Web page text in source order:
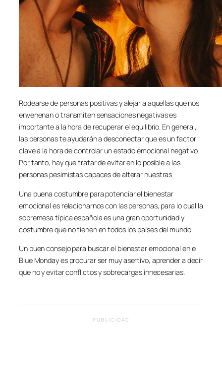
Rodearse de personas positivas y alejar a aquellas que nos
envenenan o transmiten sensaciones negativas es
importante a la hora de recuperar el equilibrio. En general,
las personas te ayudarán a desconectar que es un factor
clave a la hora de controlar un estado emocional negativo.
Por tanto, hay que tratar de evitar en lo posible a las
personas pesimistas capaces de alterar nuestras
Una buena costumbre para potenciar el bienestar
emocional es relacionarnos con las personas, para lo cual la
sobremesa típica española es una gran oportunidad y
costumbre que no tienen en todos los países del mundo.
Un buen consejo para buscar el bienestar emocional en el
Blue Monday es procurar ser muy asertivo, aprender a decir
que no y evitar conflictos y sobrecargas innecesarias.
PUBLICIDAD